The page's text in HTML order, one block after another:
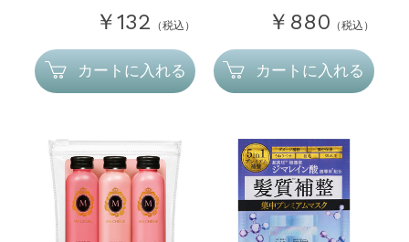
￥132 （税込）
カートに入れる
￥880 （税込）
カートに入れる